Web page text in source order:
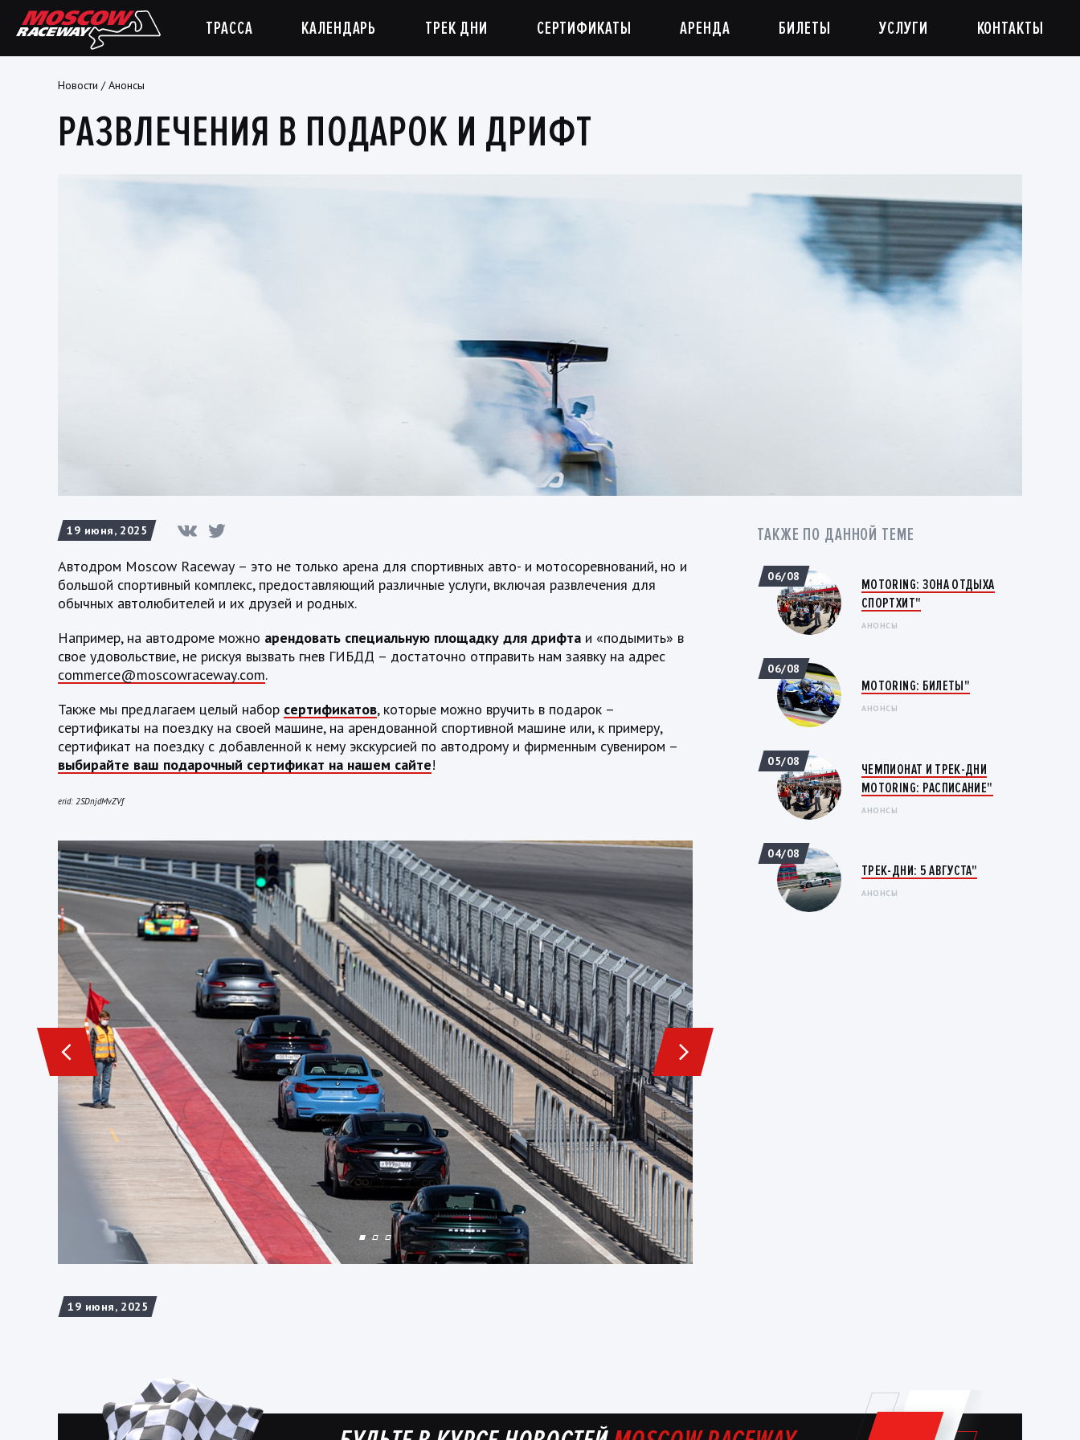
ТРАССА КАЛЕНДАРЬ ТРЕК ДНИ СЕРТИФИКАТЫ АРЕНДА БИЛЕТЫ УСЛУГИ КОНТАКТЫ
Новости /Анонсы
РАЗВЛЕЧЕНИЯ В ПОДАРОК И ДРИФТ
19 июня, 2025
Автодром Moscow Raceway – это не только арена для спортивных авто- и мотосоревнований, но и
большой спортивный комплекс, предоставляющий различные услуги, включая развлечения для
обычных автолюбителей и их друзей и родных.
Например, на автодроме можно арендовать специальную площадку для дрифта и «подымить» в
свое удовольствие, не рискуя вызвать гнев ГИБДД – достаточно отправить нам заявку на адрес
commerce@moscowraceway.com.
Также мы предлагаем целый набор сертификатов, которые можно вручить в подарок –
сертификаты на поездку на своей машине, на арендованной спортивной машине или, к примеру,
сертификат на поездку с добавленной к нему экскурсией по автодрому и фирменным сувениром –
выбирайте ваш подарочный сертификат на нашем сайте!
erid: 2SDnjdMvZVf
19 июня, 2025
ТАКЖЕ ПО ДАННОЙ ТЕМЕ
MOTORING: ЗОНА ОТДЫХА
СПОРТХИТ"
АНОНСЫ
06/08
MOTORING: БИЛЕТЫ"
АНОНСЫ
06/08
ЧЕМПИОНАТ И ТРЕК-ДНИ
MOTORING: РАСПИСАНИЕ"
АНОНСЫ
05/08
ТРЕК-ДНИ: 5 АВГУСТА"
АНОНСЫ
04/08